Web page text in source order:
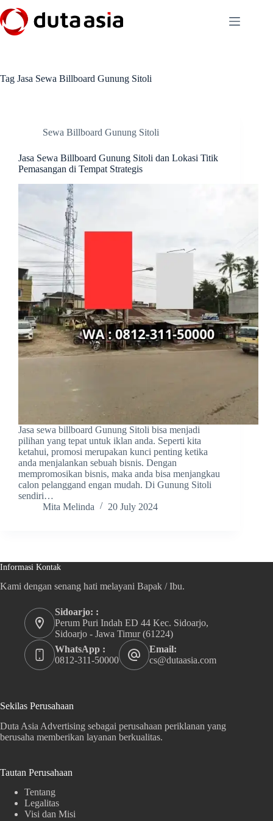
to
content
Tag Jasa Sewa Billboard Gunung Sitoli
Sewa Billboard Gunung Sitoli
Jasa Sewa Billboard Gunung Sitoli dan Lokasi Titik
Pemasangan di Tempat Strategis
Jasa sewa billboard Gunung Sitoli bisa menjadi
pilihan yang tepat untuk iklan anda. Seperti kita
ketahui, promosi merupakan kunci penting ketika
anda menjalankan sebuah bisnis. Dengan
mempromosikan bisnis, maka anda bisa menjangkau
calon pelanggand engan mudah. Di Gunung Sitoli
sendiri…
Mita Melinda
20 July 2024
Informasi Kontak
Kami dengan senang hati melayani Bapak / Ibu.
Sidoarjo: :
Perum Puri Indah ED 44 Kec. Sidoarjo,
Sidoarjo - Jawa Timur (61224)
WhatsApp :
0812-311-50000
Email:
cs@dutaasia.com
Sekilas Perusahaan
Duta Asia Advertising sebagai perusahaan periklanan yang
berusaha memberikan layanan berkualitas.
Tautan Perusahaan
Tentang
Legalitas
Visi dan Misi